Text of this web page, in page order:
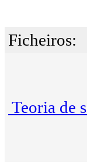
Ficheiros:
Teoria de